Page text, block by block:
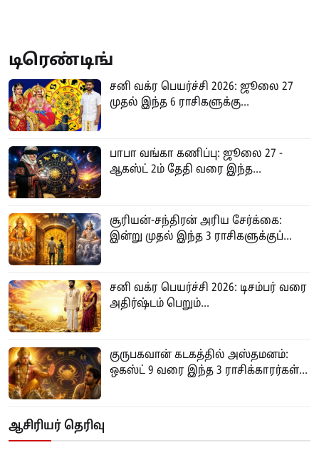
டிரெண்டிங்
சனி வக்ர பெயர்ச்சி 2026: ஜூலை 27
முதல் இந்த 6 ராசிகளுக்கு...
பாபா வங்கா கணிப்பு: ஜூலை 27 -
ஆகஸ்ட் 2ம் தேதி வரை இந்த...
சூரியன்-சந்திரன் அரிய சேர்க்கை:
இன்று முதல் இந்த 3 ராசிகளுக்குப்...
சனி வக்ர பெயர்ச்சி 2026: டிசம்பர் வரை
அதிர்ஷ்டம் பெறும்...
குருபகவான் கடகத்தில் அஸ்தமனம்:
ஒகஸ்ட் 9 வரை இந்த 3 ராசிக்காரர்கள்...
ஆசிரியர் தெரிவு